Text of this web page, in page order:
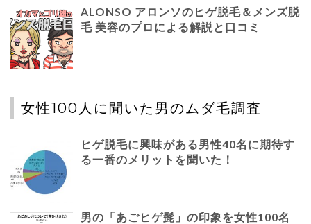
ALONSO アロンソのヒゲ脱毛＆メンズ脱
毛 美容のプロによる解説と口コミ
女性100人に聞いた男のムダ毛調査
ヒゲ脱毛に興味がある男性40名に期待す
る一番のメリットを聞いた！
男の「あごヒゲ髭」の印象を女性100名